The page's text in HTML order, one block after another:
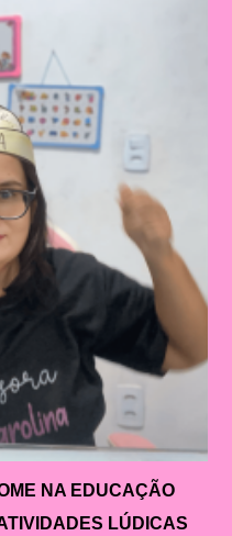
NA EDUCAÇÃO
LÚDICAS